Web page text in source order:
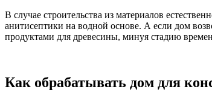
В случае строительства из материалов
анитисептики на водной основе. А если дом
продуктами для древесины, минуя стадию
Как обрабатывать дом для